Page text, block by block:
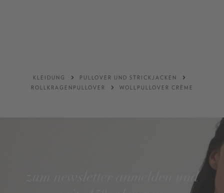
KLEIDUNG
PULLOVER UND STRICKJACKEN
ROLLKRAGENPULLOVER
WOLLPULLOVER CRÈME
zum newsletter anmelden und